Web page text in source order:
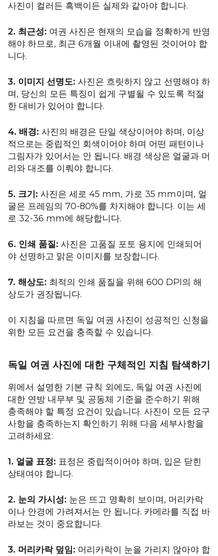
사진이 컬러든 흑백이든 실제와 같아야 합니다.
2. 최근성: 여권 사진은 현재의 모습을 정확하게 반영
해야 하므로, 최근 6개월 이내에 촬영된 것이어야 합
니다.
3. 이미지 선명도: 사진은 흐릿하지 않고 선명해야 하
며, 당신의 모든 특징이 쉽게 구별될 수 있도록 적절
한 대비가 있어야 합니다.
4. 배경: 사진의 배경은 단일 색상이어야 하며, 이상
적으로는 중립적인 회색이어야 하며 어떤 패턴이나
그림자가 있어서는 안 됩니다. 배경 색상은 얼굴과 머
리와 대조를 이뤄야 합니다.
5. 크기: 사진은 세로 45 mm, 가로 35 mm이며, 얼
굴은 프레임의 70-80%를 차지해야 합니다. 이는 세
로 32-36 mm에 해당합니다.
6. 인쇄 품질: 사진은 고품질 포토 용지에 인쇄되어
야 선명하고 맑은 이미지를 보장합니다.
7. 해상도: 최적의 인쇄 품질을 위해 600 DPI의 해
상도가 권장됩니다.
이 지침을 따르면 독일 여권 사진이 성공적인 신청을
위한 모든 요건을 충족할 수 있습니다.
독일 여권 사진에 대한 구체적인 지침 탐색하기
위에서 설명한 기본 규칙 외에도, 독일 여권 사진에
대한 연방 내무부 및 공동체 기준을 준수하기 위해
충족해야 할 특정 요건이 있습니다. 사진이 모든 요구
사항을 충족하는지 확인하기 위해 다음 세부사항을
고려하세요:
1. 얼굴 표정: 표정은 중립적이어야 하며, 입은 닫힌
상태여야 합니다.
2. 눈의 가시성: 눈은 뜨고 명확히 보이며, 머리카락
이나 안경에 가려져서는 안 됩니다. 카메라를 직접 바
라보는 것이 중요합니다.
3. 머리카락 덮임: 머리카락이 눈을 가리지 않아야 합